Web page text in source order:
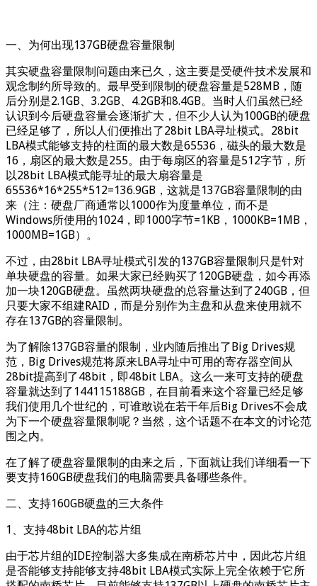
一、为何出现137GB硬盘容量限制
其实硬盘容量限制问题由来已久，这主要是受硬件技术发展和
观念制约所导致的。最早受到限制的硬盘容量是528MB，随
后分别是2.1GB、3.2GB、4.2GB和8.4GB。当时人们虽然已经
认识到今后硬盘容量会逐渐扩大，但不少人认为100GB的硬盘
已经足够了，所以人们便推出了28bit LBA寻址模式。28bit
LBA模式能够支持的柱面的最大数是65536，磁头的最大数是
16，扇区的最大数是255。由于每扇区的容量是512字节，所
以28bit LBA模式能寻址的最大扇容量是
65536*16*255*512=136.9GB，这就是137GB容量限制的由
来（注：硬盘厂商通常以1000作为度量单位，而不是
Windows所使用的1024，即1000字节=1KB，1000KB=1MB，
1000MB=1GB）。
不过，由28bit LBA寻址模式引发的137GB容量限制只是针对
单块硬盘的容量。如果大家已经购买了120GB硬盘，如今再添
加一块120GB硬盘。虽然两块硬盘的总容量达到了240GB，但
只要大家不组建RAID，而是分别作为主盘和从盘来使用就不
存在137GB的容量限制。
为了解除137GB容量的限制，业内随后推出了Big Drives规
范，Big Drives规范将原来LBA寻址中可用的寄存器空间从
28bit提高到了48bit，即48bit LBA。这么一来可支持的硬盘
容量就达到了144115188GB，在目前看来这个容量已经足够
我们使用几个世纪的，可谁敢说在若干年后Big Drives不会成
为下一个硬盘容量限制呢？当然，这个话题不在本文的讨论范
围之内。
在了解了硬盘容量限制的由来之后，下面就让我们详细看一下
要支持160GB硬盘我们的电脑需要具备哪些条件。
二、支持160GB硬盘的三大条件
1、支持48bit LBA的芯片组
由于芯片组的IDE控制器大多集成在南桥芯片中，因此芯片组
是否能够支持能够支持48bit LBA模式实际上完全依赖于它所